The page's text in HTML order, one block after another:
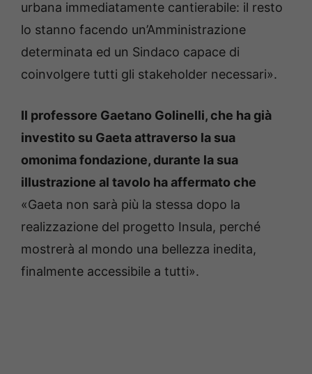
urbana immediatamente cantierabile: il resto
lo stanno facendo un’Amministrazione
determinata ed un Sindaco capace di
coinvolgere tutti gli stakeholder necessari».
Il professore Gaetano Golinelli, che ha già
investito su Gaeta attraverso la sua
omonima fondazione, durante la sua
illustrazione al tavolo ha affermato che
«Gaeta non sarà più la stessa dopo la
realizzazione del progetto Insula, perché
mostrerà al mondo una bellezza inedita,
finalmente accessibile a tutti».